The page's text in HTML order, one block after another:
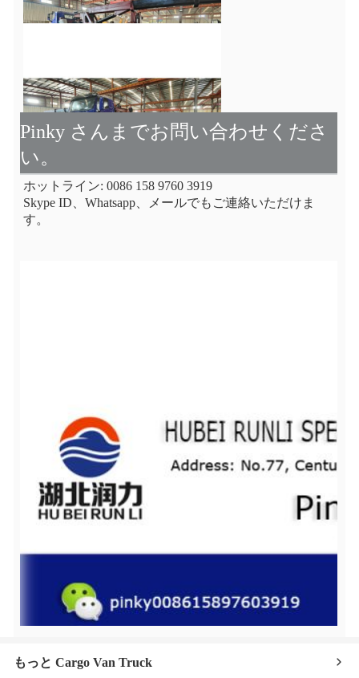
Pinky さんまでお問い合わせくださ
い。
ホットライン: 0086 158 9760 3919
Skype ID、Whatsapp、メールでもご連絡いただけま
す。
もっと Cargo Van Truck